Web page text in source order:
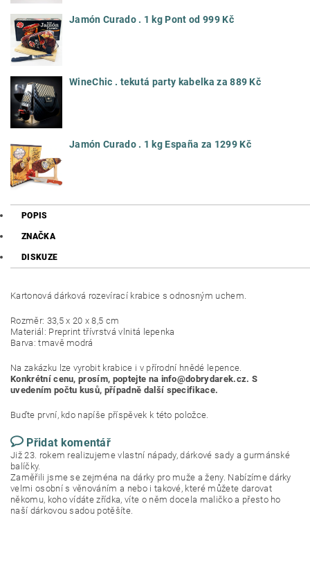
Jamón Curado . 1 kg Pont od 999 Kč
WineChic . tekutá party kabelka za 889 Kč
Jamón Curado . 1 kg España za 1299 Kč
POPIS
ZNAČKA
DISKUZE
Kartonová dárková rozevírací krabice s odnosným uchem.
Rozměr: 33,5 x 20 x 8,5 cm
Materiál: Preprint třívrstvá vlnitá lepenka
Barva: tmavě modrá
Na zakázku lze vyrobit krabice i v přírodní hnědé lepence.
Konkrétní cenu, prosím, poptejte na info@dobrydarek.cz. S
uvedením počtu kusů, případně další specifikace.
Buďte první, kdo napíše příspěvek k této položce.
Přidat komentář
Již 23. rokem realizujeme vlastní nápady, dárkové sady a gurmánské
balíčky.
Zaměřili jsme se zejména na dárky pro muže a ženy. Nabízíme dárky
velmi osobní s věnováním a nebo i takové, které můžete darovat
někomu, koho vídáte zřídka, víte o něm docela maličko a přesto ho
naší dárkovou sadou potěšíte.